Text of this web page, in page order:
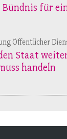
für
Öffentlicher
Staat
handeln